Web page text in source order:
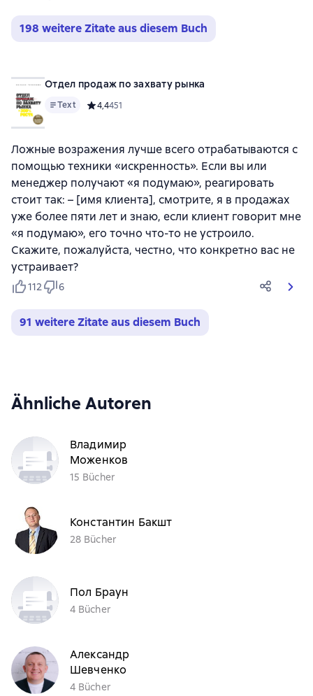
198 weitere Zitate aus diesem Buch
Отдел продаж по захвату рынка
Text Средний рейтинг 4,4 на основе 451 оценок
4,4451
Ложные возражения лучше всего отрабатываются с
помощью техники «искренность». Если вы или
менеджер получают «я подумаю», реагировать
стоит так: – [имя клиента], смотрите, я в продажах
уже более пяти лет и знаю, если клиент говорит мне
«я подумаю», его точно что-то не устроило.
Скажите, пожалуйста, честно, что конкретно вас не
устраивает?
112 6
91 weitere Zitate aus diesem Buch
Ähnliche Autoren
Владимир
Моженков
15 Bücher
Константин Бакшт
28 Bücher
Пол Браун
4 Bücher
Александр
Шевченко
4 Bücher